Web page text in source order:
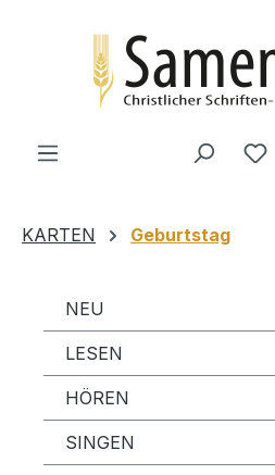
KARTEN Geburtstag
NEU
LESEN
HÖREN
SINGEN